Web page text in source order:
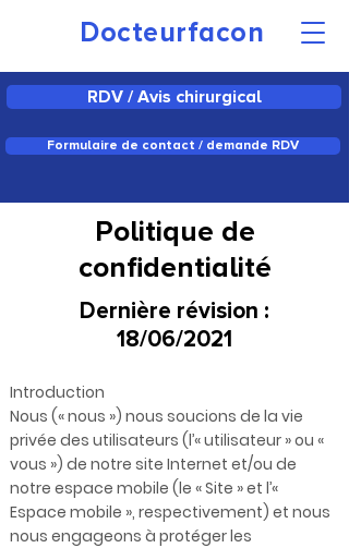
RDV / Avis chirurgical
Formulaire de contact / demande RDV
Docteurfacon
Politique de
confidentialité
Dernière révision :
18/06/2021
Introduction
Nous (« nous ») nous soucions de la vie
privée des utilisateurs (l’« utilisateur » ou «
vous ») de notre site Internet et/ou de
notre espace mobile (le « Site » et l’«
Espace mobile », respectivement) et nous
nous engageons à protéger les